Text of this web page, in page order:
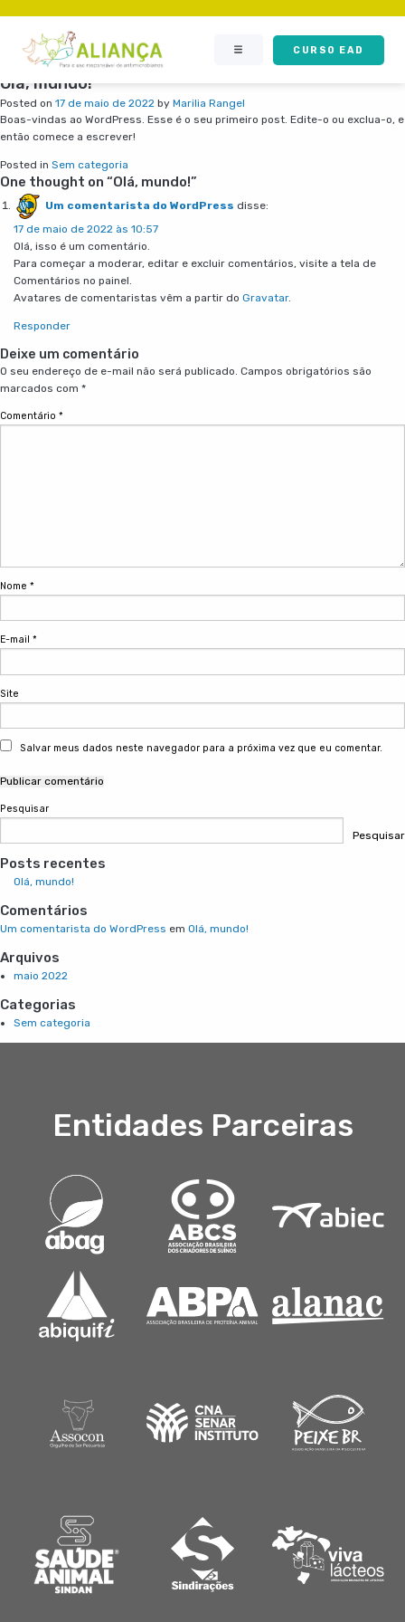
CURSO EAD
Olá, mundo!
Posted on 17 de maio de 2022 by Marilia Rangel
Boas-vindas ao WordPress. Esse é o seu primeiro post. Edite-o ou exclua-o, e
então comece a escrever!
Posted in Sem categoria
One thought on “Olá, mundo!”
Um comentarista do WordPress disse:
17 de maio de 2022 às 10:57
Olá, isso é um comentário.
Para começar a moderar, editar e excluir comentários, visite a tela de
Comentários no painel.
Avatares de comentaristas vêm a partir do Gravatar.
Responder
Deixe um comentário
O seu endereço de e-mail não será publicado. Campos obrigatórios são
marcados com *
Comentário *
Nome *
E-mail *
Site
Salvar meus dados neste navegador para a próxima vez que eu comentar.
Pesquisar
Pesquisar
Posts recentes
Olá, mundo!
Comentários
Um comentarista do WordPress em Olá, mundo!
Arquivos
maio 2022
Categorias
Sem categoria
Entidades Parceiras